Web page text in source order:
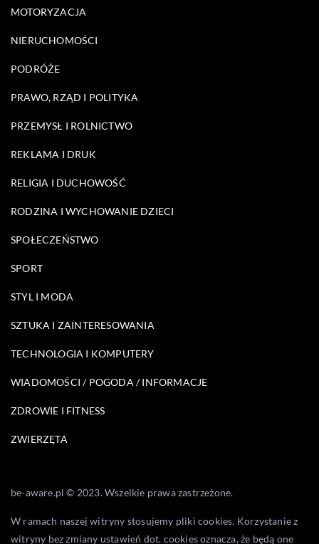
MOTORYZACJA
NIERUCHOMOŚCI
PODRÓŻE
PRAWO, RZĄD I POLITYKA
PRZEMYSŁ I ROLNICTWO
REKLAMA I DRUK
RELIGIA I DUCHOWOŚĆ
RODZINA I WYCHOWANIE DZIECI
SPOŁECZEŃSTWO
SPORT
STYL I MODA
SZTUKA I ZAINTERESOWANIA
TECHNOLOGIA I KOMPUTERY
WIADOMOŚCI / POGODA / INFORMACJE
ZDROWIE I FITNESS
ZWIERZĘTA
be-aware.pl © 2023. Wszelkie prawa zastrzeżone.
W ramach naszej witryny stosujemy pliki cookies. Korzystanie z
witryny bez zmiany ustawień dot. cookies oznacza, że będą one